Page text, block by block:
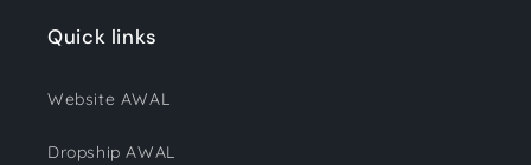
Quick links
Website AWAL
Dropship AWAL